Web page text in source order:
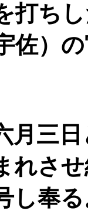
打ち
佐）
月三
れさ
し奉